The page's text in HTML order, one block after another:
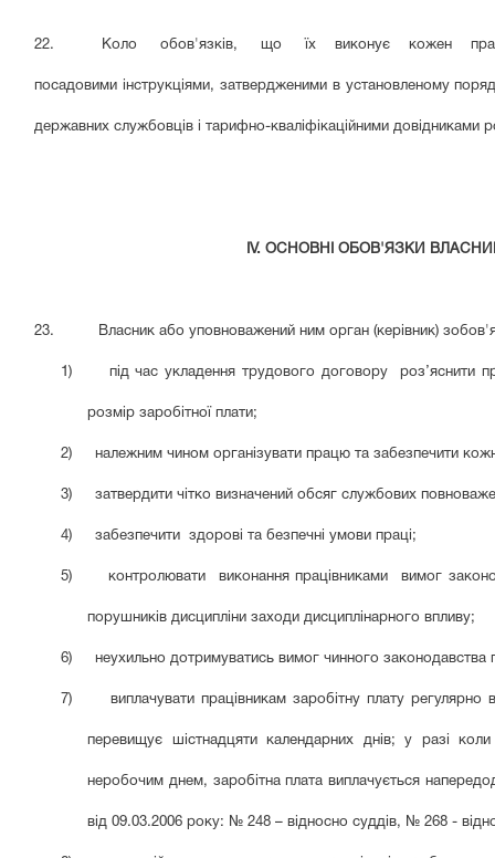
22. Коло обов'язків, що їх виконує кожен працівник
посадовими інструкціями, затвердженими в установленому
державних службовців і тарифно-кваліфікаційними довідниками
IV. ОСНОВНІ ОБОВ'ЯЗКИ
23. Власник або уповноважений ним орган (керівник)
1) під час укладення трудового договору роз’яснити
розмір заробітної плати;
2) належним чином організувати працю та забезпечити
3) затвердити чітко визначений обсяг службових
4) забезпечити здорові та безпечні умови праці;
5) контролювати виконання працівниками вимог
порушників дисципліни заходи дисциплінарного впливу;
6) неухильно дотримуватись вимог чинного
7) виплачувати працівникам заробітну плату
перевищує шістнадцяти календарних днів; у разі
неробочим днем, заробітна плата виплачується
від 09.03.2006 року: № 248 – відносно суддів, № 268 -